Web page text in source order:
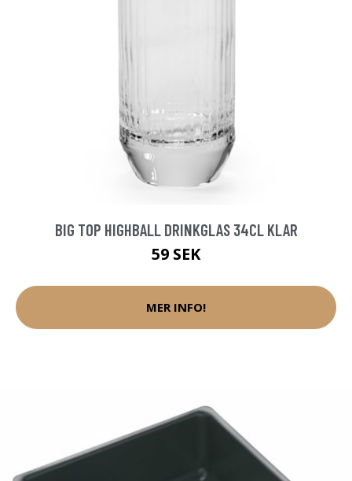
BIG TOP HIGHBALL DRINKGLAS 34CL KLAR
59 SEK
MER INFO!